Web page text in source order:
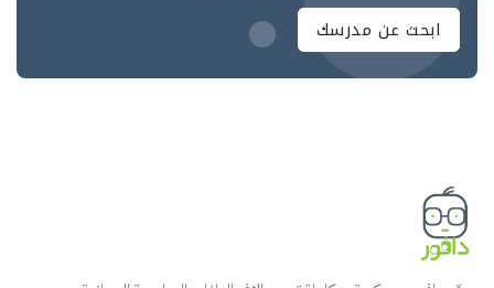
ابحث عن مدرسك